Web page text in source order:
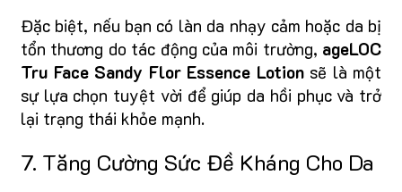
Đặc biệt, nếu bạn có làn da nhạy cảm hoặc da bị
tổn thương do tác động của môi trường, ageLOC
Tru Face Sandy Flor Essence Lotionsẽ là một
sự lựa chọn tuyệt vời để giúp da hồi phục và trở
lại trạng thái khỏe mạnh.
7. Tăng Cường Sức Đề Kháng Cho Da